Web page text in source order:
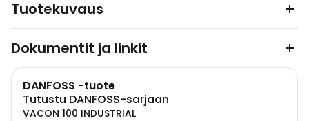
Tuotekuvaus
Dokumentit ja linkit
DANFOSS -tuote
Tutustu DANFOSS-sarjaan
VACON 100 INDUSTRIAL